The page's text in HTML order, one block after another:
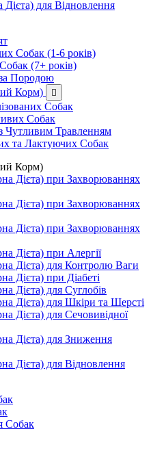
для Відновлення
Собак (1-6 років)
(7+ років)
Породою
Корм)

Собак
Собак
Чутливим Травленням
та Лактуючих Собак
Корм)
Дієта) при Захворюваннях
Дієта) при Захворюваннях
Дієта) при Захворюваннях
Дієта) при Алергії
Дієта) для Контролю Ваги
Дієта) при Діабеті
Дієта) для Суглобів
Дієта) для Шкіри та Шерсті
Дієта) для Сечовивідної
Дієта) для Зниження
Дієта) для Відновлення
Собак